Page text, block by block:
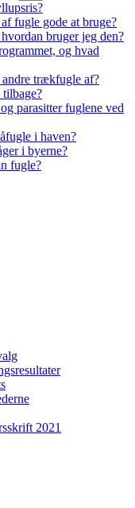
fugle gode at bruge?
bruger jeg den?
og hvad
trækfugle af?
parasitter fuglene ved
i haven?
i byerne?
fugle?
2021